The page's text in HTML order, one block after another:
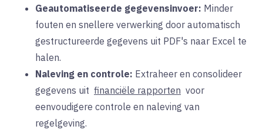
Geautomatiseerde gegevensinvoer: Minder
fouten en snellere verwerking door automatisch
gestructureerde gegevens uit PDF's naar Excel te
halen.
Naleving en controle: Extraheer en consolideer
gegevens uit financiële rapporten voor
eenvoudigere controle en naleving van
regelgeving.